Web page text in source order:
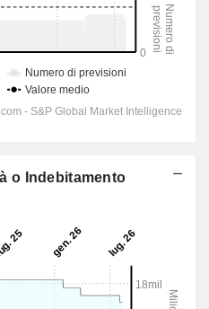
o Indebitamento